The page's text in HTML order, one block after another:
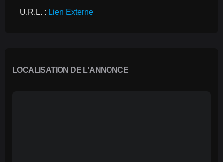
U.R.L. : Lien Externe
LOCALISATION DE L'ANNONCE